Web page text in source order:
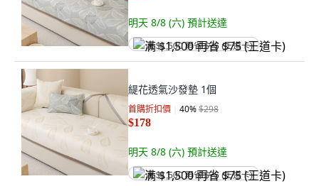
明天 8/8 (六) 預計送達
满 $1,500 再省 $75 (王道卡)
緹花透氣沙發墊 1個
首購折扣價 40%$298
$178
明天 8/8 (六) 預計送達
满 $1,500 再省 $75 (王道卡)